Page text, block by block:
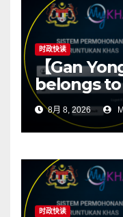
时政快读
【Gan
belongs
Political
determine
resources
8月 8, 2026
时政快读